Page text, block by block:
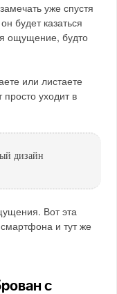
уже спустя
будет казаться
ощущение, будто
или листаете
уходит в
дизайн
Вот эта
и тут же
с